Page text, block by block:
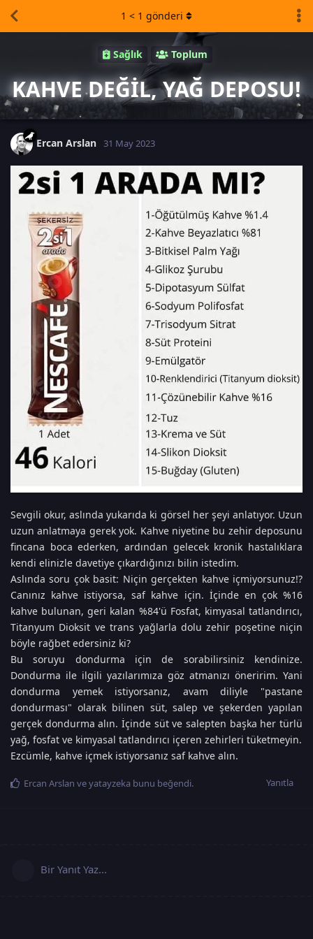
Sağlık Toplum
KAHVE DEĞİL, YAĞ DEPOSU!
1 < 1 gönderi
Ercan Arslan 31 May 2023
Sevgili okur, aslında yukarıda ki görsel her şeyi anlatıyor. Uzun
uzun anlatmaya gerek yok. Kahve niyetine bu zehir deposunu
fincana boca ederken, ardından gelecek kronik hastalıklara
kendi elinizle davetiye çıkardığınızı bilin istedim.
Aslında soru çok basit: Niçin gerçekten kahve içmiyorsunuz!?
Canınız kahve istiyorsa, saf kahve için. İçinde en çok %16
kahve bulunan, geri kalan %84'ü Fosfat, kimyasal tatlandırıcı,
Titanyum Dioksit ve trans yağlarla dolu zehir poşetine niçin
böyle rağbet edersiniz ki?
Bu soruyu dondurma için de sorabilirsiniz kendinize.
Dondurma ile ilgili yazılarımıza göz atmanızı öneririm. Yani
dondurma yemek istiyorsanız, avam diliyle "pastane
dondurması" olarak bilinen süt, salep ve şekerden yapılan
gerçek dondurma alın. İçinde süt ve salepten başka her türlü
yağ, fosfat ve kimyasal tatlandırıcı içeren zehirleri tüketmeyin.
Ezcümle, kahve içmek istiyorsanız saf kahve alın.
Yanıtla
Ercan Arslan veyatayzeka bunu beğendi.
Bir Yanıt Yaz...